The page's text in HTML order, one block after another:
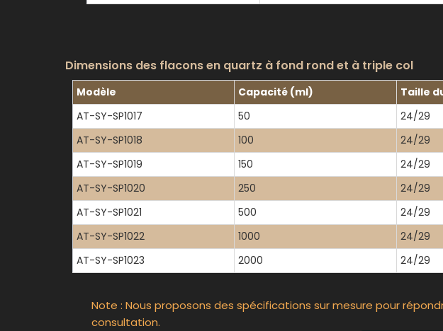
Dimensions des flacons en quartz à fond rond et à triple col
Modèle Capacité (ml) Taille
AT-SY-SP1017
50 24/29
AT-SY-SP1018
100 24/29
AT-SY-SP1019
150 24/29
AT-SY-SP1020
250 24/29
AT-SY-SP1021
500 24/29
AT-SY-SP1022
1000 24/29
AT-SY-SP1023
2000 24/29
Note : Nous proposons des spécifications sur mesure pour
consultation.